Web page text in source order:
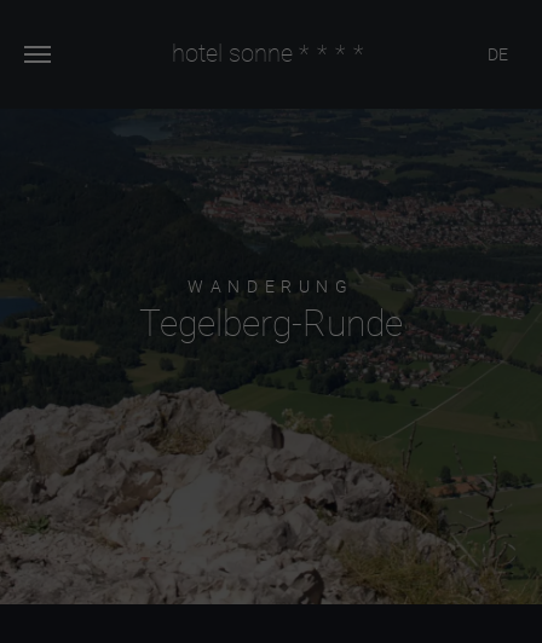
hotel sonne **** DE
WANDERUNG
Tegelberg-Runde